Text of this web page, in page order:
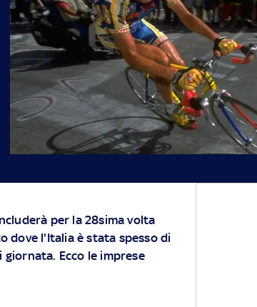
per la 28sima volta
dove l'Italia è stata spesso di
Ecco le imprese